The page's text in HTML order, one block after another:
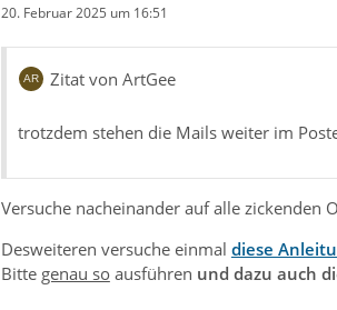
20. Februar 2025 um 16:51
Zitat von ArtGee
trotzdem stehen die Mails weiter im
Versuche nacheinander auf alle
Desweiteren versuche einmal diese
Bitte genau soausführen und dazu auch